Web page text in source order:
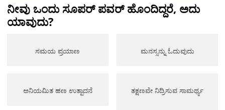
ನೀವು ಒಂದು ಸೂಪರ್ ಪವರ್ ಹೊಂದಿದ್ದರೆ, ಅದು
ಯಾವುದು?
ಸಮಯ ಪ್ರಯಾಣ ಮನಸ್ಸನ್ನು ಓದುವುದು
ಅನಿಯಮಿತ ಹಣ ಉತ್ಪಾದನೆ ತಕ್ಷಣವೇ ನಿದ್ರಿಸುವ ಸಾಮರ್ಥ್ಯ